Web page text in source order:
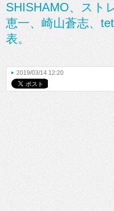
SHISHAMO、スト
恵一、崎山蒼志、
表。
2019/03/14 12:20